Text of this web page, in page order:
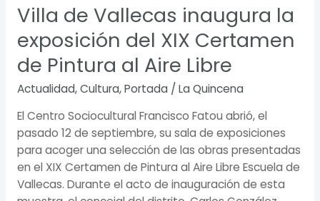
Villa de Vallecas inaugura la
exposición del XIX Certamen
de Pintura al Aire Libre
Actualidad,Cultura,Portada / La Quincena
El Centro Sociocultural Francisco Fatou abrió, el
pasado 12 de septiembre, su sala de exposiciones
para acoger una selección de las obras presentadas
en el XIX Certamen de Pintura al Aire Libre Escuela de
Vallecas. Durante el acto de inauguración de esta